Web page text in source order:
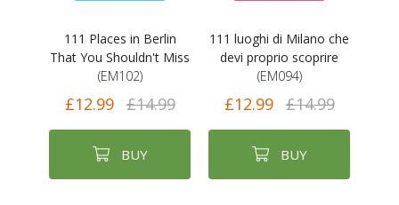
111 Places in Berlin
That You Shouldn't Miss
(EM102)
£12.99 £14.99
BUY
111 luoghi di Milano che
devi proprio scoprire
(EM094)
£12.99 £14.99
BUY